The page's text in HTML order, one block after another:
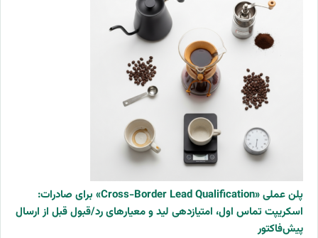
پلن عملی «Cross-Border Lead Qualification» برای صادرات:
اسکریپت تماس اول، امتیازدهی لید و معیارهای رد/قبول قبل از ارسال
پیش‌فاکتور